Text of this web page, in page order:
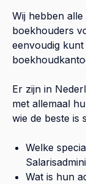
Wij hebben
boekhouders
eenvoudig
Er zijn in
met allemaal
wie de beste is
Welke
Wat is hun